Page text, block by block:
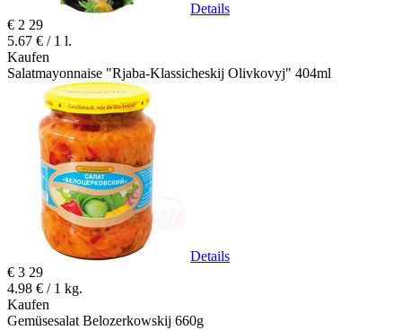
Details
€ 2 29
5.67 € / 1 l.
Kaufen
Salatmayonnaise "Rjaba-Klassicheskij Olivkovyj" 404ml
Details
€ 3 29
4.98 € / 1 kg.
Kaufen
Gemüsesalat Belozerkowskij 660g